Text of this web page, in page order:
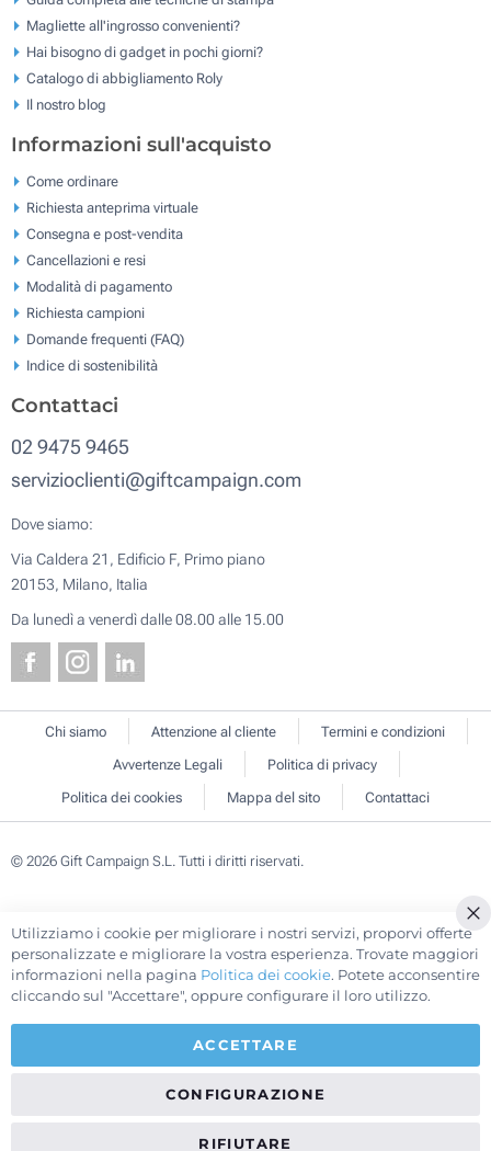
Magliette all'ingrosso convenienti?
Hai bisogno di gadget in pochi giorni?
Catalogo di abbigliamento Roly
Il nostro blog
Informazioni sull'acquisto
Come ordinare
Richiesta anteprima virtuale
Consegna e post-vendita
Cancellazioni e resi
Modalità di pagamento
Richiesta campioni
Domande frequenti (FAQ)
Indice di sostenibilità
Contattaci
02 9475 9465
servizioclienti@giftcampaign.com
Dove siamo:
Via Caldera 21, Edificio F, Primo piano
20153, Milano, Italia
Da lunedì a venerdì dalle 08.00 alle 15.00
Chi siamo Attenzione al cliente
Termini e condizioni
Avvertenze Legali
Politica di privacy
Politica dei cookies
Mappa del sito Contattaci
© 2026 Gift Campaign S.L. Tutti i diritti riservati.
Utilizziamo i cookie per migliorare i nostri servizi, proporvi offerte
personalizzate e migliorare la vostra esperienza. Trovate maggiori
informazioni nella pagina Politica dei cookie. Potete acconsentire
cliccando sul "Accettare", oppure configurare il loro utilizzo.
ACCETTARE
CONFIGURAZIONE
RIFIUTARE